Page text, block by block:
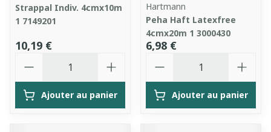
Strappal Indiv. 4cmx10m
1 7149201
10,19 €
Ajouter au panier
Hartmann
Peha Haft Latexfree
4cmx20m 1 3000430
6,98 €
Ajouter au panier